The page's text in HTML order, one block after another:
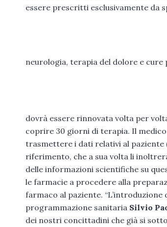
essere prescritti esclusivamente da
neurologia, terapia del dolore e cure
dovrà essere rinnovata volta per
coprire 30 giorni di terapia. Il
trasmettere i dati relativi al paziente
riferimento, che a sua volta li
delle informazioni scientifiche su
le farmacie a procedere alla
farmaco al paziente. “L’introduzione
programmazione sanitaria Silvio
dei nostri concittadini che già si